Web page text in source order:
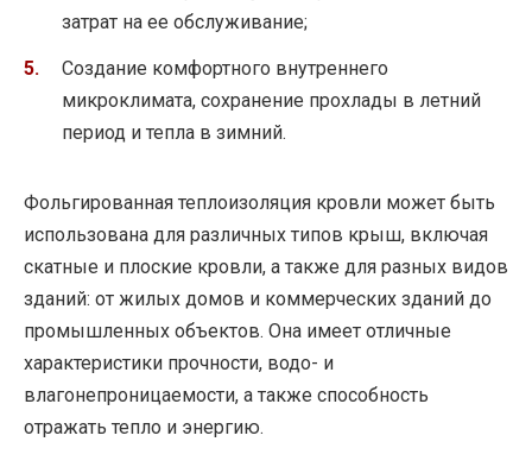
затрат на ее обслуживание;
Создание комфортного внутреннего
микроклимата, сохранение прохлады в летний
период и тепла в зимний.
Фольгированная теплоизоляция кровли может быть
использована для различных типов крыш, включая
скатные и плоские кровли, а также для разных видов
зданий: от жилых домов и коммерческих зданий до
промышленных объектов. Она имеет отличные
характеристики прочности, водо- и
влагонепроницаемости, а также способность
отражать тепло и энергию.